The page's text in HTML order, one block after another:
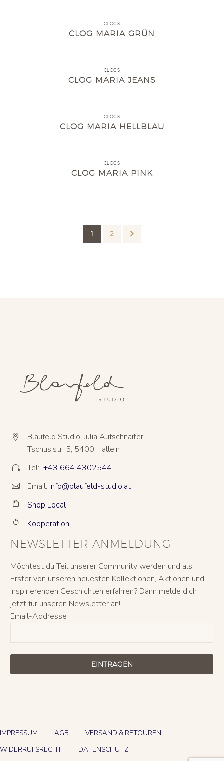
CLOGS
CLOG MARIA GRÜN
CLOGS
CLOG MARIA JEANS
CLOGS
CLOG MARIA HELLBLAU
CLOGS
CLOG MARIA PINK
1 2


Blaufeld Studio, Julia Aufschnaiter
Tschusistr. 5, 5400 Hallein

 Tel: +43 664 4302544

 Email: info@blaufeld-studio.at

 Shop Local

 Kooperation
NEWSLETTER ANMELDUNG
Möchtest du Teil unserer Community werden und als
Erster von unseren neuesten Kollektionen, Aktionen und
inspirierenden Geschichten erfahren? Dann melde dich
jetzt für unseren Newsletter an!
Email-Addresse
EINTRAGEN
IMPRESSUM AGB
VERSAND & RETOUREN
WIDERRUFSRECHT
DATENSCHUTZ